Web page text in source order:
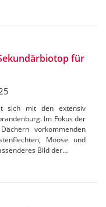
für
sich mit den extensiv
Im Fokus der
vorkommenden
Moose und
Bild der…